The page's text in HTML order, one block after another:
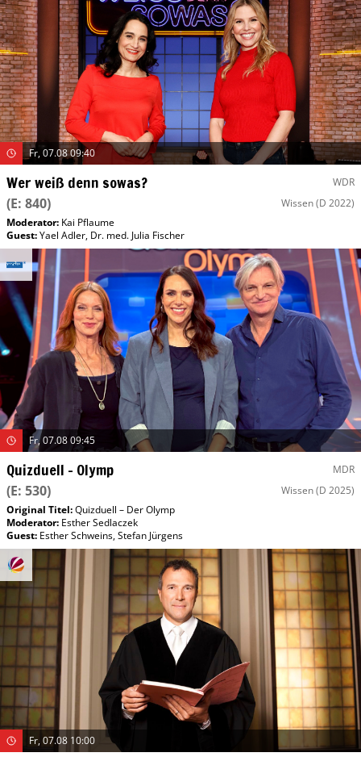
Fr, 07.08 09:40
Wer weiß denn sowas? WDR
(E: 840) Wissen(D 2022)
Moderator: Kai Pflaume
Guest:Yael Adler, Dr. med. Julia Fischer
Fr, 07.08 09:45
Quizduell – Olymp MDR
(E: 530) Wissen(D 2025)
Original Titel:Quizduell – Der Olymp
Moderator: Esther Sedlaczek
Guest: Esther Schweins,Stefan Jürgens
Fr, 07.08 10:00